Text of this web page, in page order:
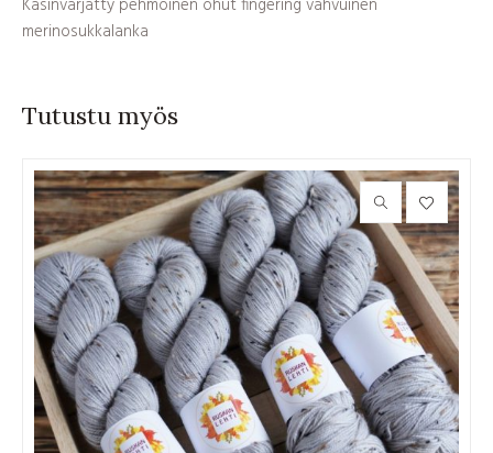
Käsinvärjätty pehmoinen ohut fingering vahvuinen
merinosukkalanka
Tutustu myös